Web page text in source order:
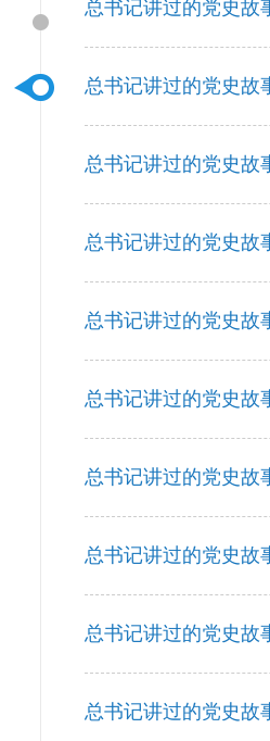
总书记讲过的党史故
总书记讲过的党史故
总书记讲过的党史故
总书记讲过的党史故
总书记讲过的党史故
总书记讲过的党史故
总书记讲过的党史故
总书记讲过的党史故
总书记讲过的党史故
总书记讲过的党史故